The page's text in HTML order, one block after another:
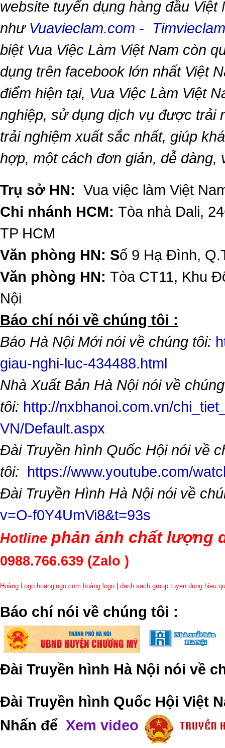
website tuyển dụng hàng đầu Việt
như Vuavieclam.com -
biệt Vua Việc Làm Việt Nam còn
dụng trên facebook lớn nhất Việt
điểm hiện tại, Vua Việc Làm Việt
nghiệp, sử dụng dịch vụ được trải
trải nghiệm xuất sắc nhất, giúp
hợp, một cách đơn giản, dễ dàng,
Trụ sở HN: Vua việc làm Việt
Chi nhánh HCM: Tòa nhà Dali,
TP HCM
Văn phòng HN: Số 9 Hạ Đình,
Văn phòng HN: Tòa CT11, Khu
Nội
​Báo chí nói về chúng tôi :
Báo Hà Nội Mới nói về chúng tôi:
giau-nghi-luc-434488.html
Nhà Xuất Bản Hà Nội nói về chúng
tôi: http://nxbhanoi.com.vn/
VN/Default.aspx
Đài Truyền hình Quốc Hội nói về
tôi: https://www.youtube.com/
Đài Truyền Hình Hà Nội nói về
v=O-f0Y4UmVi8&t=93s
Hotline phản ánh chất lượng
0988.766.639 (Zalo )
Hoàng Logo hoanglogo.com hoàng logo danh sach group tuyen dung hieu
​Báo chí nói về chúng tôi :
Đài Truyền hình Hà Nội nói về
Đài Truyền hình Quốc Hội Việt
Nhấn để Xem video